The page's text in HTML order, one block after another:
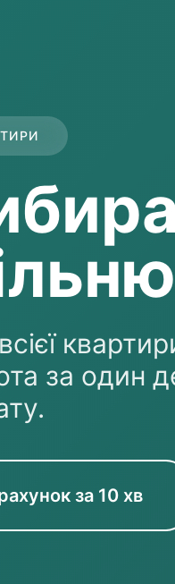
за один
за 10 хв